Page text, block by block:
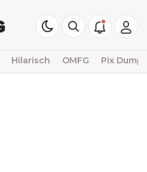
Hilarisch OMFG Pix Dump